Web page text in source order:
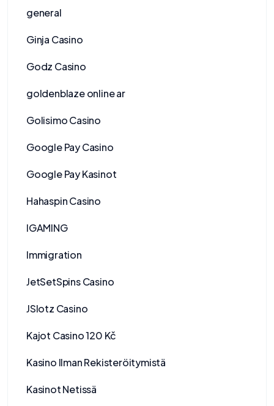
general
Ginja Casino
Godz Casino
goldenblaze online ar
Golisimo Casino
Google Pay Casino
Google Pay Kasinot
Hahaspin Casino
IGAMING
Immigration
JetSetSpins Casino
JSlotz Casino
Kajot Casino 120 Kč
Kasino Ilman Rekisteröitymistä
Kasinot Netissä